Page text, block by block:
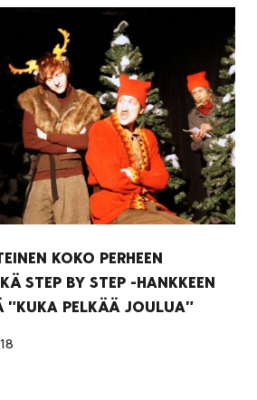
KOKO PERHEEN
STEP BY STEP -HANKKEEN
”KUKA PELKÄÄ JOULUA”